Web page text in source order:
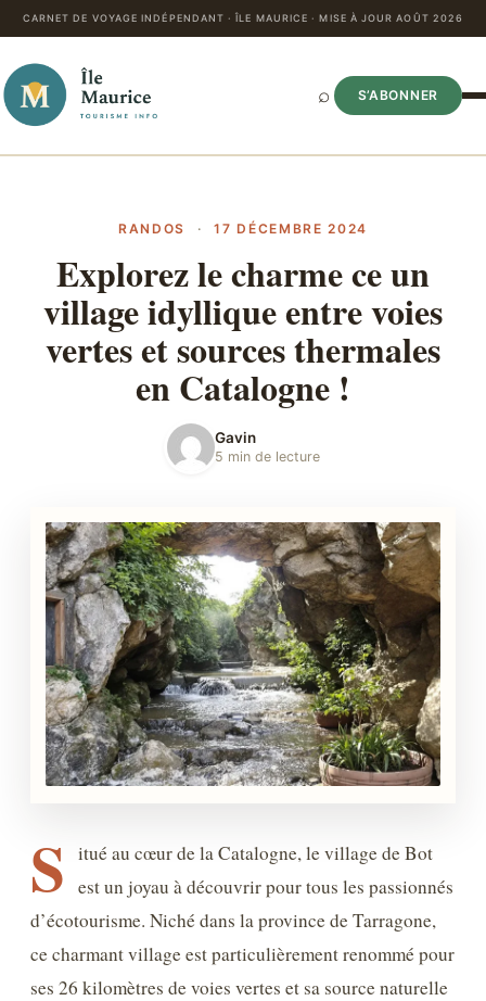
CARNET DE VOYAGE INDÉPENDANT · ÎLE MAURICE · MISE À JOUR AOÛT 2026
⌕ S’ABONNER
RANDOS · 17 DÉCEMBRE 2024
Explorez le charme ce un
village idyllique entre voies
vertes et sources thermales
en Catalogne !
Gavin
5 min de lecture
S
itué au cœur de la Catalogne, le village de Bot
est un joyau à découvrir pour tous les passionnés
d’écotourisme. Niché dans la province de Tarragone,
ce charmant village est particulièrement renommé pour
ses 26 kilomètres de voies vertes et sa source naturelle